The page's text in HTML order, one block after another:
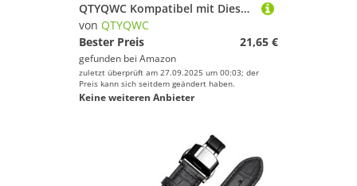
QTYQWC Kompatibel mit Diesel-Uhrenarmbändern für Herren, groß, P-Olice 26 mm, 28 mm, 30 mm, 32 mm, Schwarzbraunes Armband aus echtem Kalbsleder
von QTYQWC
Bester Preis
21,65 €
gefunden bei Amazon
zuletzt überprüft am 27.09.2025 um 00:03; der
Preis kann sich seitdem geändert haben.
Keine weiteren Anbieter